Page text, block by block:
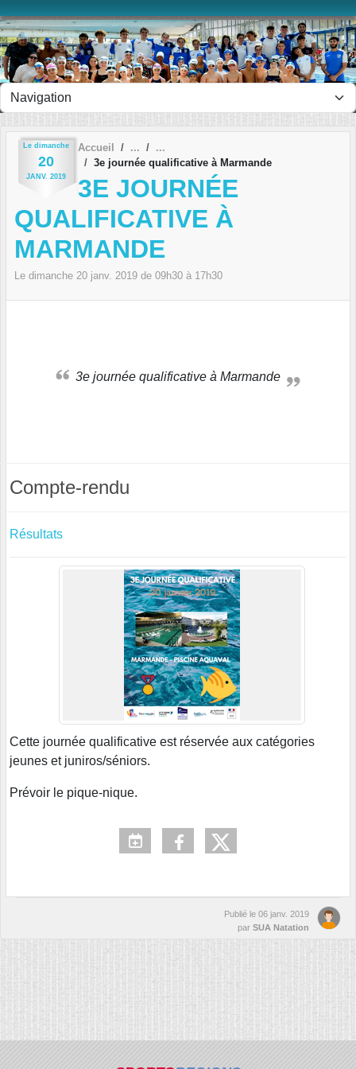
Le dimanche
20
JANV. 2019
Accueil
3e journée qualificative à Marmande
3E JOURNÉE
QUALIFICATIVE À
MARMANDE
Le dimanche 20 janv. 2019 de 09h30 à 17h30
3e journée qualificative à Marmande
Compte-rendu
Résultats
Cette journée qualificative est réservée aux catégories
jeunes et juniros/séniors.
Prévoir le pique-nique.
Publié le 06 janv. 2019
par SUA Natation